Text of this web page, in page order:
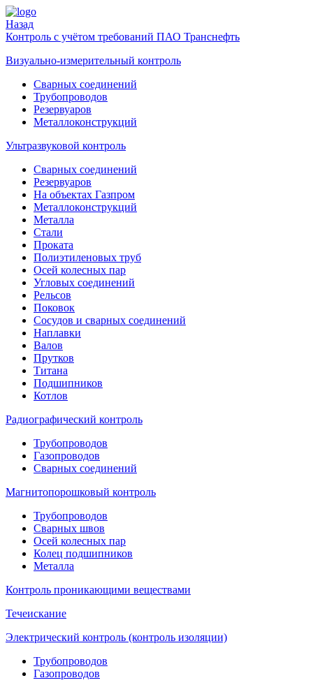
Назад
Контроль с учётом требований ПАО Транснефть
Визуально-измерительный контроль
Cварных соединений
Трубопроводов
Резервуаров
Металлоконструкций
Ультразвуковой контроль
Cварных соединений
Резервуаров
На объектах Газпром
Металлоконструкций
Металла
Стали
Проката
Полиэтиленовых труб
Осей колесных пар
Угловых соединений
Рельсов
Поковок
Сосудов и сварных соединений
Наплавки
Валов
Прутков
Титана
Подшипников
Котлов
Радиографический контроль
Трубопроводов
Газопроводов
Сварных соединений
Магнитопорошковый контроль
Трубопроводов
Сварных швов
Осей колесных пар
Колец подшипников
Металла
Контроль проникающими веществами
Течеискание
Электрический контроль (контроль изоляции)
Трубопроводов
Газопроводов